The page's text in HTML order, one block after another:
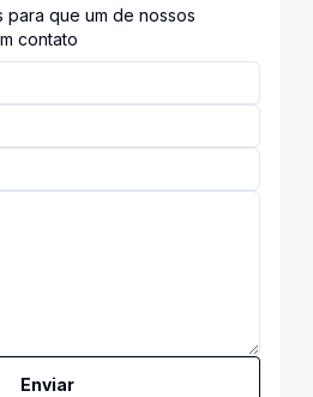
para que um de nossos
contato
Enviar